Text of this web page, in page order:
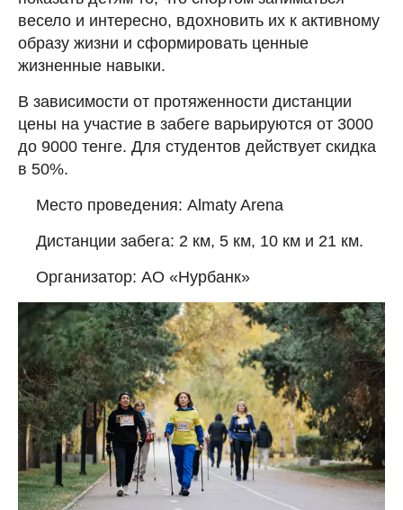
весело и интересно, вдохновить их к активному
образу жизни и сформировать ценные
жизненные навыки.
В зависимости от протяженности дистанции
цены на участие в забеге варьируются от 3000
до 9000 тенге. Для студентов действует скидка
в 50%.
Место проведения: Almaty Arena
Дистанции забега: 2 км, 5 км, 10 км и 21 км.
Организатор: АО «Нурбанк»